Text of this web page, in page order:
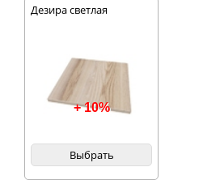
Дезира светлая
+ 10%
Выбрать